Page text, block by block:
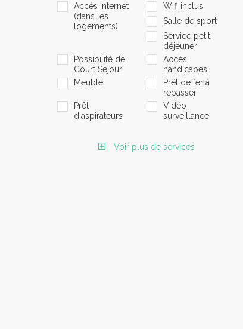
Accès internet
(dans les
logements)
Wifi inclus
Salle de sport
Service petit-
déjeuner
Possibilité de
Court Séjour
Accès
handicapés
Meublé
Prêt de fer à
repasser
Prêt
d'aspirateurs
Vidéo
surveillance
Voir plus de services